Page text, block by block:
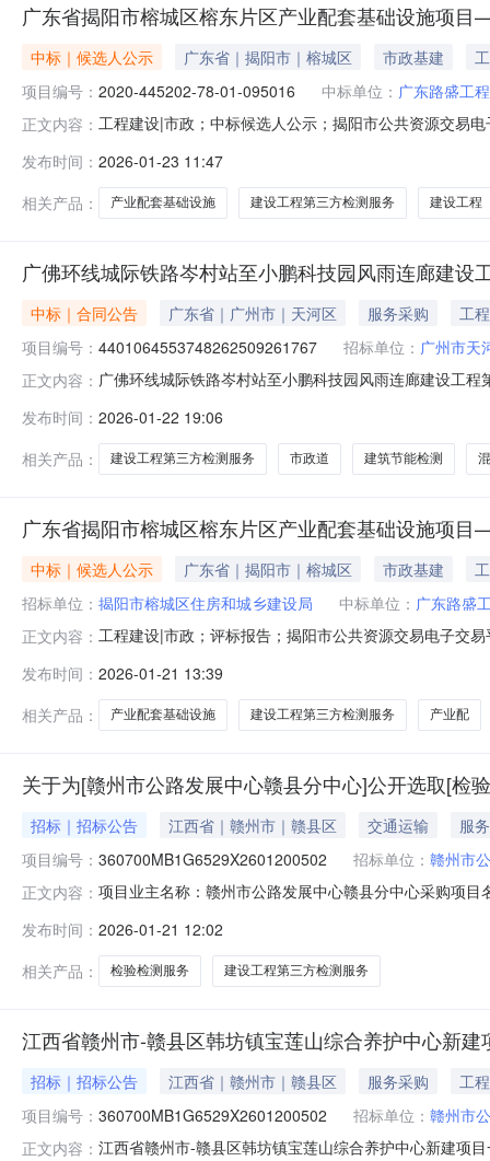
广东省揭阳市榕城区榕东片区产业配套基础设施项
中标｜候选人公示 广东省｜揭阳市｜榕城区 市政基建
项目编号： 2020-445202-78-01-095016 中标单位： 广东路盛工
正文内容： 工程建设|市政；中标候选人公示；揭阳市公共资源交易
目——榕东路南段建设工程第三方检测服务项目中标候选
发布时间： 2026-01-23 11:47
相关产品：
产业配套基础设施 建设工程第三方检测服务 建设工程
广佛环线城际铁路岑村站至小鹏科技园风雨连廊建设
中标｜合同公告 广东省｜广州市｜天河区 服务采购
工程
项目编号： 4401064553748262509261767 招标单位： 广州市天
正文内容： 广佛环线城际铁路岑村站至小鹏科技园风雨连廊建设工
设工程第三方检测服务合同编号：
发布时间： 2026-01-22 19:06
相关产品：
建设工程第三方检测服务 市政道 建筑节能检测
广东省揭阳市榕城区榕东片区产业配套基础设施项
中标｜候选人公示 广东省｜揭阳市｜榕城区 市政基建
招标单位： 揭阳市榕城区住房和城乡建设局 中标单位： 广东路盛
正文内容： 工程建设|市政；评标报告；揭阳市公共资源交易电子交
业配套基础设施项目——榕东路南段建设工程第三方检测
项目招标人：揭阳市榕城区住
发布时间： 2026-01-21 13:39
相关产品：
产业配套基础设施 建设工程第三方检测服务 产业配
关于为[赣州市公路发展中心赣县分中心]公开选取[检
招标｜招标公告 江西省｜赣州市｜赣县区 交通运输
服务
项目编号： 360700MB1G6529X2601200502 招标单位： 赣州市
正文内容： 项目业主名称：赣州市公路发展中心赣县分中心采购项
养护中心新建项目一期工程施工建设过程金额说明：该
构等进行检测工
发布时间： 2026-01-21 12:02
相关产品：
检验检测服务 建设工程第三方检测服务
江西省赣州市-赣县区韩坊镇宝莲山综合养护中心新
招标｜招标公告 江西省｜赣州市｜赣县区 服务采购
工程
项目编号： 360700MB1G6529X2601200502 招标单位： 赣州市
正文内容： 江西省赣州市-赣县区韩坊镇宝莲山综合养护中心新建项